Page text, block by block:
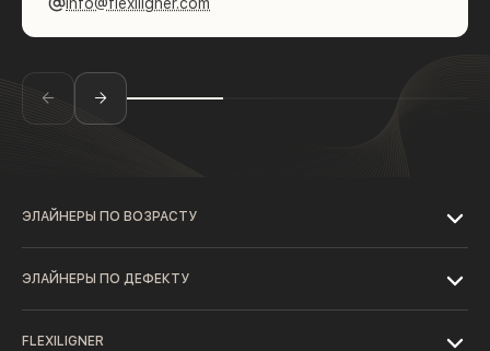
info@flexiligner.com
ЭЛАЙНЕРЫ ПО ВОЗРАСТУ
ЭЛАЙНЕРЫ ПО ДЕФЕКТУ
FLEXILIGNER